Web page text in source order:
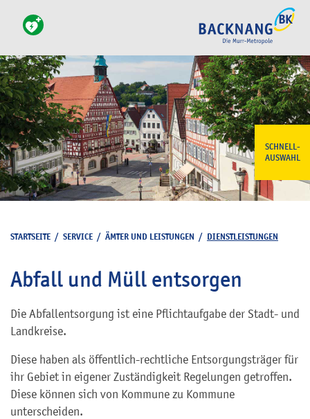
SCHNELL-
AUSWAHL
STARTSEITE / SERVICE / ÄMTER UND LEISTUNGEN / DIENSTLEISTUNGEN
Abfall und Müll entsorgen
Die Abfallentsorgung ist eine Pflichtaufgabe der Stadt- und
Landkreise.
Diese haben als öffentlich-rechtliche Entsorgungsträger für
ihr Gebiet in eigener Zuständigkeit Regelungen getroffen.
Diese können sich von Kommune zu Kommune
unterscheiden.